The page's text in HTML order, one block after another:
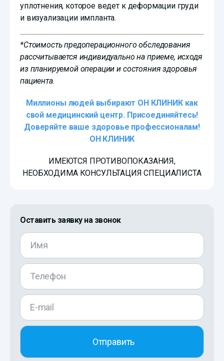
уплотнения, которое ведет к деформации груди
и визуализации импланта.
*Стоимость предоперационного обследования
рассчитывается индивидуально на приеме, исходя
из планируемой операции и состояния здоровья
пациента.
Миллионы людей выбирают ОН КЛИНИК как
свой медицинский центр. Присоединяйтесь!
Доверяйте ваше здоровье профессионалам!
ОН КЛИНИК
ИМЕЮТСЯ ПРОТИВОПОКАЗАНИЯ,
НЕОБХОДИМА КОНСУЛЬТАЦИЯ СПЕЦИАЛИСТА
Оставить заявку на звонок